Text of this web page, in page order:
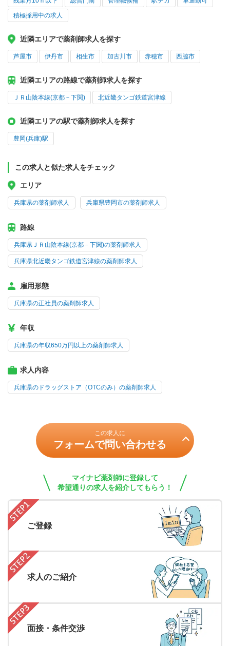
積極採用中の求人
近隣エリアで薬剤師求人を探す
芦屋市 伊丹市 相生市 加古川市 赤穂市 西脇市
近隣エリアの路線で薬剤師求人を探す
ＪＲ山陰本線(京都－下関) 北近畿タンゴ鉄道宮津線
近隣エリアの駅で薬剤師求人を探す
豊岡(兵庫)駅
この求人と似た求人をチェック
エリア
兵庫県の薬剤師求人 兵庫県豊岡市の薬剤師求人
路線
兵庫県ＪＲ山陰本線(京都－下関)の薬剤師求人
兵庫県北近畿タンゴ鉄道宮津線の薬剤師求人
雇用形態
兵庫県の正社員の薬剤師求人
年収
兵庫県の年収650万円以上の薬剤師求人
求人内容
兵庫県のドラッグストア（OTCのみ）の薬剤師求人
この求人に
フォームで問い合わせる
マイナビ薬剤師に登録して
希望通りの求人を紹介してもらう！
ご登録
求人のご紹介
面接・条件交渉